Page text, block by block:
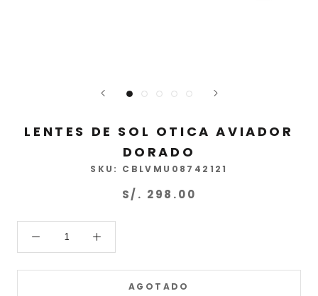
LENTES DE SOL OTICA AVIADOR
DORADO
SKU: CBLVMU08742121
S/. 298.00
AGOTADO